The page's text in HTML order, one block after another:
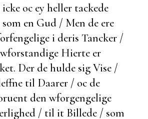
oc ey heller tackede
en Gud / Men de ere
i deris Tancker /
Hierte er
Der dehulde sig Vise /
til Daarer / oc de
den wforgengelige
/ til it Billede / som